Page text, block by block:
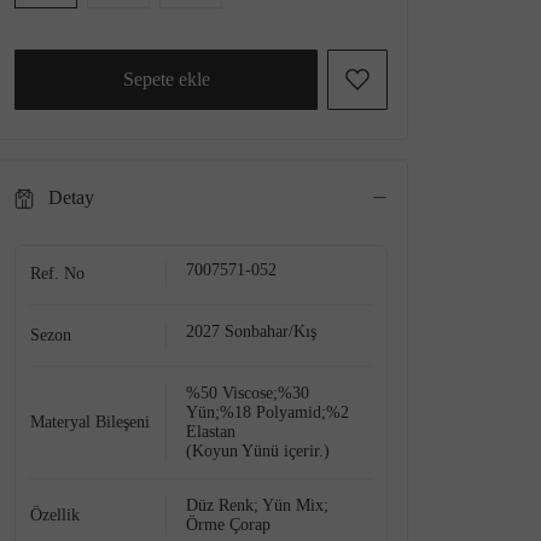
Sepete ekle
Detay
Ref. No 7007571-052
Sezon 2027 Sonbahar/Kış
Materyal Bileşeni
%50 Viscose;%30
Yün;%18 Polyamid;%2
Elastan
(Koyun Yünü içerir.)
Özellik
Düz Renk; Yün Mix;
Örme Çorap